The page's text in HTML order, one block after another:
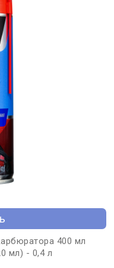
400 мл
мл) - 0,4 л